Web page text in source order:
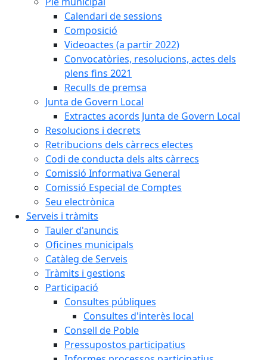
Calendari de sessions
Composició
Videoactes (a partir 2022)
Convocatòries, resolucions, actes dels
plens fins 2021
Reculls de premsa
Junta de Govern Local
Extractes acords Junta de Govern Local
Resolucions i decrets
Retribucions dels càrrecs electes
Codi de conducta dels alts càrrecs
Comissió Informativa General
Comissió Especial de Comptes
Seu electrònica
Serveis i tràmits
Tauler d'anuncis
Oficines municipals
Catàleg de Serveis
Tràmits i gestions
Participació
Consultes públiques
Consultes d'interès local
Consell de Poble
Pressupostos participatius